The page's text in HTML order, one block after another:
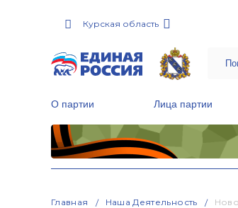
Курская область
О партии Лица партии
Главная Наша Деятельность